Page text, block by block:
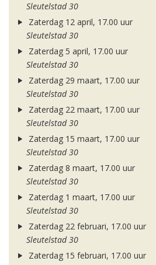
Sleutelstad 30
Zaterdag 12 april, 17.00 uur
Sleutelstad 30
Zaterdag 5 april, 17.00 uur
Sleutelstad 30
Zaterdag 29 maart, 17.00 uur
Sleutelstad 30
Zaterdag 22 maart, 17.00 uur
Sleutelstad 30
Zaterdag 15 maart, 17.00 uur
Sleutelstad 30
Zaterdag 8 maart, 17.00 uur
Sleutelstad 30
Zaterdag 1 maart, 17.00 uur
Sleutelstad 30
Zaterdag 22 februari, 17.00 uur
Sleutelstad 30
Zaterdag 15 februari, 17.00 uur